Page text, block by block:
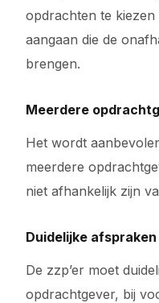
opdrachten te
aangaan die de
brengen.
Meerdere
Het wordt
meerdere
niet afhankelijk zijn
Duidelijke afspraken
De zzp’er moet
opdrachtgever, bij